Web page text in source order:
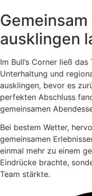
Gemeinsam
ausklingen
Im Bull’s Corner ließ
Unterhaltung und
ausklingen, bevor es
perfekten Abschluss
gemeinsamen
Bei bestem Wetter,
gemeinsamen
einmal mehr zu einem
Eindrücke brachte,
Team stärkte.